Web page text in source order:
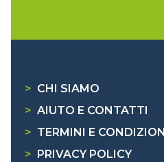
> CHI SIAMO
> AIUTO E CONTATTI
> TERMINI E CONDIZIONI
>
PRIVACY POLICY